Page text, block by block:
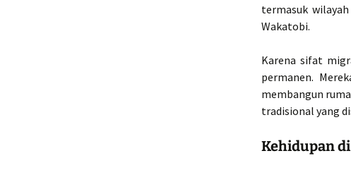
termasuk
Wakatobi.
Karena sifat
permanen.
membangun
tradisional yang
Kehidupan